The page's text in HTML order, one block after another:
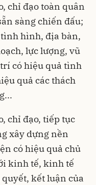
chỉ đạo toàn quân
sàng chiến đấu;
hình, địa bàn,
lực lượng, vũ
có hiệu quả tình
quả các thách
chỉ đạo, tiếp tục
xây dựng nền
có hiệu quả chủ
kinh tế, kinh tế
kết luận của